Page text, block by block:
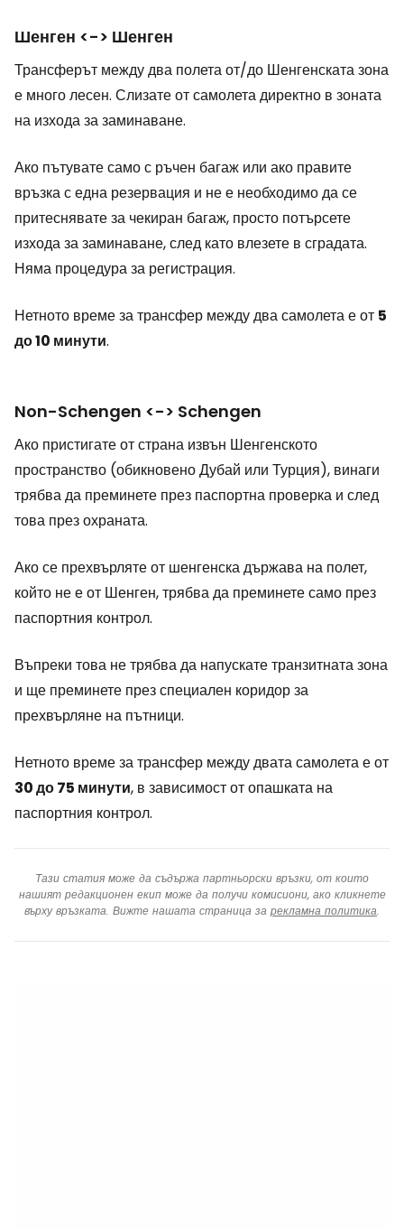
Шенген <-> Шенген
Трансферът между два полета от/до Шенгенската зона
е много лесен. Слизате от самолета директно в зоната
на изхода за заминаване.
Ако пътувате само с ръчен багаж или ако правите
връзка с една резервация и не е необходимо да се
притеснявате за чекиран багаж, просто потърсете
изхода за заминаване, след като влезете в сградата.
Няма процедура за регистрация.
Нетното време за трансфер между два самолета е от 5
до 10 минути.
Non-Schengen <-> Schengen
Ако пристигате от страна извън Шенгенското
пространство (обикновено Дубай или Турция), винаги
трябва да преминете през паспортна проверка и след
това през охраната.
Ако се прехвърляте от шенгенска държава на полет,
който не е от Шенген, трябва да преминете само през
паспортния контрол.
Въпреки това не трябва да напускате транзитната зона
и ще преминете през специален коридор за
прехвърляне на пътници.
Нетното време за трансфер между двата самолета е от
30 до 75 минути, в зависимост от опашката на
паспортния контрол.
Тази статия може да съдържа партньорски връзки, от които
нашият редакционен екип може да получи комисиони, ако кликнете
върху връзката. Вижте нашата страница за рекламна политика.